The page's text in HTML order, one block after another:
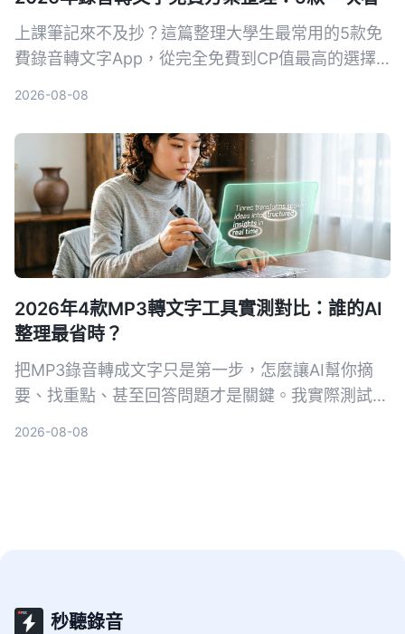
上課筆記來不及抄？這篇整理大學生最常用的5款免
費錄音轉文字App，從完全免費到CP值最高的選擇
2026-08-08
2026年4款MP3轉文字工具實測對比：誰的AI
整理最省時？
把MP3錄音轉成文字只是第一步，怎麼讓AI幫你摘
要、找重點、甚至回答問題才是關鍵。我實際測試了
2026-08-08
秒聽錄音